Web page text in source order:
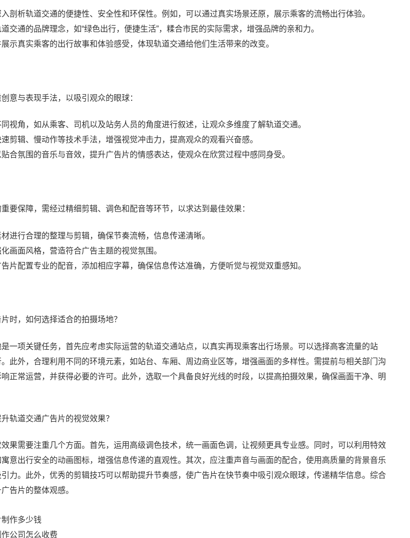
入剖析轨道交通的便捷性、安全性和环保性。例如，可以通过真实场景还原，展示乘客的流畅出行体验。
交通的品牌理念，如“绿色出行，便捷生活”，糅合市民的实际需求，增强品牌的亲和力。
示真实乘客的出行故事和体验感受，体现轨道交通给他们生活带来的改变。
意与表现手法，以吸引观众的眼球：
视角，如从乘客、司机以及站务人员的角度进行叙述，让观众多维度了解轨道交通。
剪辑、慢动作等技术手法，增强视觉冲击力，提高观众的观看兴奋感。
贴合氛围的音乐与音效，提升广告片的情感表达，使观众在欣赏过程中感同身受。
要保障，需经过精细剪辑、调色和配音等环节，以求达到最佳效果：
进行合理的整理与剪辑，确保节奏流畅，信息传递清晰。
画面风格，营造符合广告主题的视觉氛围。
告片配置专业的配音，添加相应字幕，确保信息传达准确，方便听觉与视觉双重感知。
时，如何选择适合的拍摄场地？
一项关键任务，首先应考虑实际运营的轨道交通站点，以真实再现乘客出行场景。可以选择高客流量的站
此外，合理利用不同的环境元素，如站台、车厢、周边商业区等，增强画面的多样性。需提前与相关部门沟
正常运营，并获得必要的许可。此外，选取一个具备良好光线的时段，以提高拍摄效果，确保画面干净、明
轨道交通广告片的视觉效果？
果需要注重几个方面。首先，运用高级调色技术，统一画面色调，让视频更具专业感。同时，可以利用特效
意出行安全的动画图标，增强信息传递的直观性。其次，应注重声音与画面的配合，使用高质量的背景音乐
力。此外，优秀的剪辑技巧可以帮助提升节奏感，使广告片在快节奏中吸引观众眼球，传递精华信息。综合
告片的整体观感。
作多少钱
公司怎么收费